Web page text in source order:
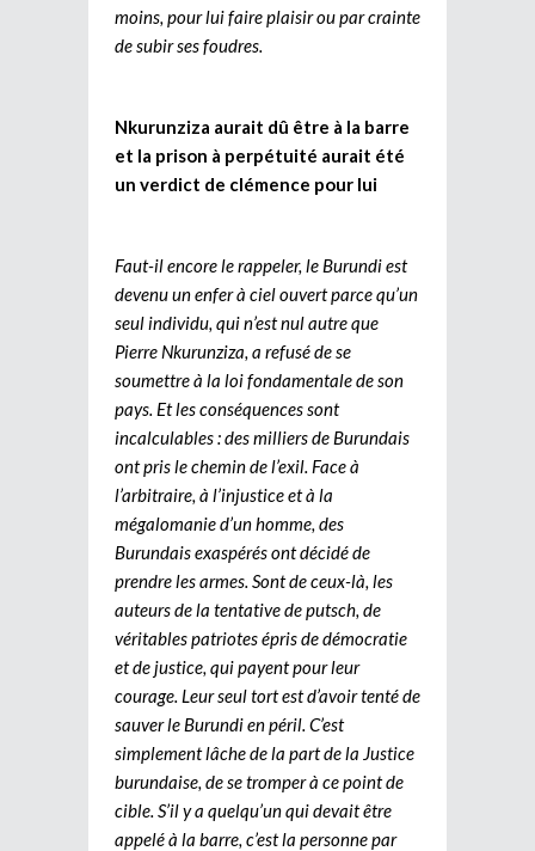
moins, pour lui faire plaisir ou par crainte
de subir ses foudres.
Nkurunziza aurait dû être à la barre
et la prison à perpétuité aurait été
un verdict de clémence pour lui
Faut-il encore le rappeler, le Burundi est
devenu un enfer à ciel ouvert parce qu’un
seul individu, qui n’est nul autre que
Pierre Nkurunziza, a refusé de se
soumettre à la loi fondamentale de son
pays. Et les conséquences sont
incalculables : des milliers de Burundais
ont pris le chemin de l’exil. Face à
l’arbitraire, à l’injustice et à la
mégalomanie d’un homme, des
Burundais exaspérés ont décidé de
prendre les armes. Sont de ceux-là, les
auteurs de la tentative de putsch, de
véritables patriotes épris de démocratie
et de justice, qui payent pour leur
courage. Leur seul tort est d’avoir tenté de
sauver le Burundi en péril. C’est
simplement lâche de la part de la Justice
burundaise, de se tromper à ce point de
cible. S’il y a quelqu’un qui devait être
appelé à la barre, c’est la personne par